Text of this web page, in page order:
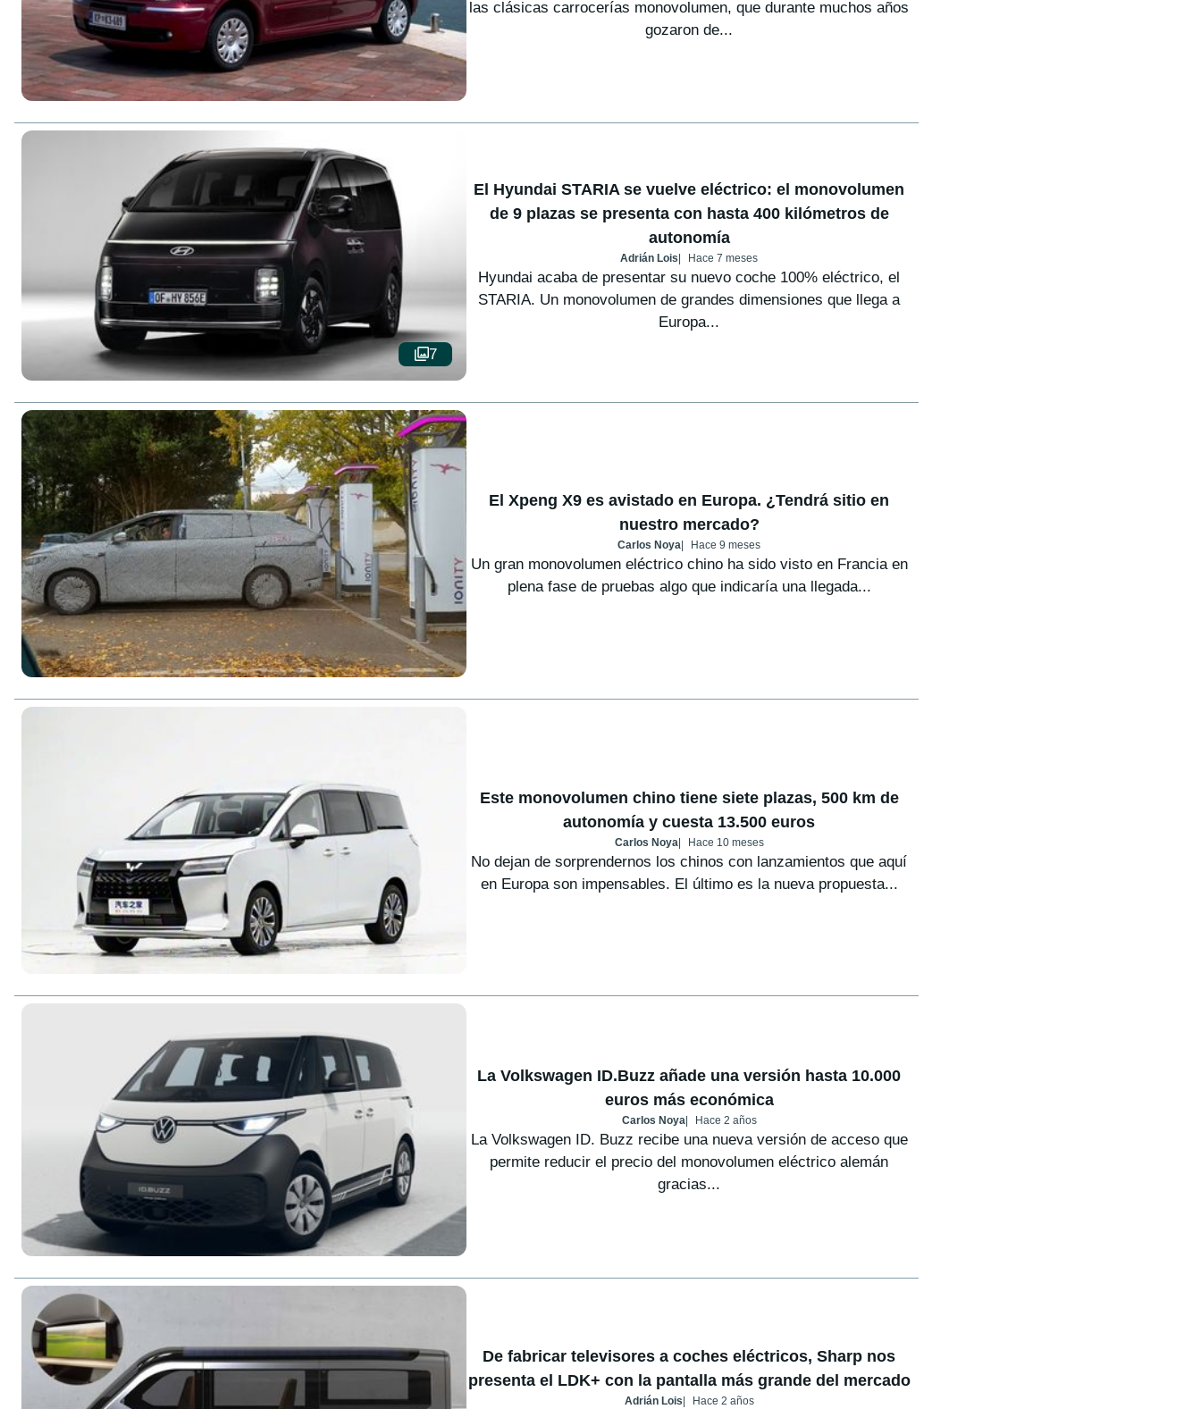
las clásicas carrocerías monovolumen, que durante muchos años
gozaron de...
7
El Hyundai STARIA se vuelve eléctrico: el monovolumen
de 9 plazas se presenta con hasta 400 kilómetros de
autonomía
Adrián Lois Hace 7 meses
Hyundai acaba de presentar su nuevo coche 100% eléctrico, el
STARIA. Un monovolumen de grandes dimensiones que llega a
Europa...
El Xpeng X9 es avistado en Europa. ¿Tendrá sitio en
nuestro mercado?
Carlos Noya Hace 9 meses
Un gran monovolumen eléctrico chino ha sido visto en Francia en
plena fase de pruebas algo que indicaría una llegada...
Este monovolumen chino tiene siete plazas, 500 km de
autonomía y cuesta 13.500 euros
Carlos Noya Hace 10 meses
No dejan de sorprendernos los chinos con lanzamientos que aquí
en Europa son impensables. El último es la nueva propuesta...
La Volkswagen ID.Buzz añade una versión hasta 10.000
euros más económica
Carlos Noya Hace 2 años
La Volkswagen ID. Buzz recibe una nueva versión de acceso que
permite reducir el precio del monovolumen eléctrico alemán
gracias...
De fabricar televisores a coches eléctricos, Sharp nos
presenta el LDK+ con la pantalla más grande del mercado
Adrián Lois Hace 2 años